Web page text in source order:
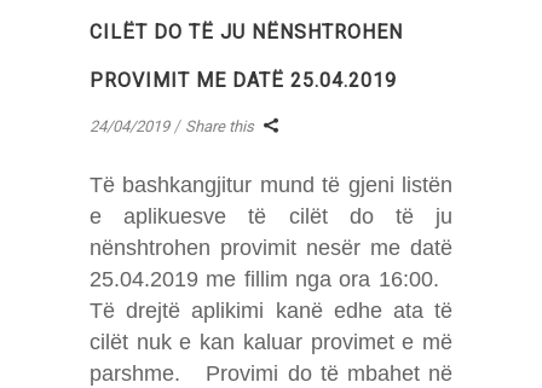
CILËT DO TË JU NËNSHTROHEN
PROVIMIT ME DATË 25.04.2019
24/04/2019 Share this
Të bashkangjitur mund të gjeni listën
e aplikuesve të cilët do të ju
nënshtrohen provimit nesër me datë
25.04.2019 me fillim nga ora 16:00.
Të drejtë aplikimi kanë edhe ata të
cilët nuk e kan kaluar provimet e më
parshme. Provimi do të mbahet në